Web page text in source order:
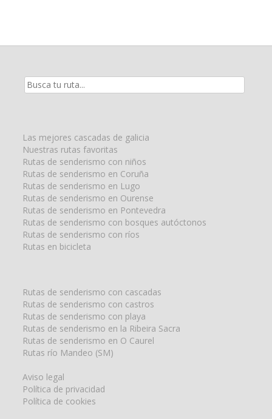
Resultados
Las mejores cascadas de galicia
Nuestras rutas favoritas
Rutas de senderismo con niños
Rutas de senderismo en Coruña
Rutas de senderismo en Lugo
Rutas de senderismo en Ourense
Rutas de senderismo en Pontevedra
Rutas de senderismo con bosques autóctonos
Rutas de senderismo con ríos
Rutas en bicicleta
Rutas de senderismo con cascadas
Rutas de senderismo con castros
Rutas de senderismo con playa
Rutas de senderismo en la Ribeira Sacra
Rutas de senderismo en O Caurel
Rutas río Mandeo (SM)
Aviso legal
Política de privacidad
Política de cookies